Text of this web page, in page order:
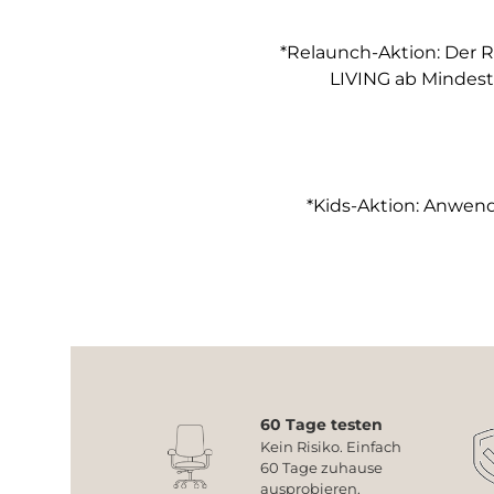
*Relaunch-Aktion: Der
LIVING ab
*Kids-Aktion:
60 Tage testen
Kein Risiko. Einfach
60 Tage zuhause
ausprobieren.